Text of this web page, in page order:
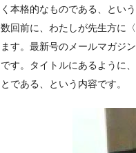
く本格的なものである、とい
数回前に、わたしが先生方に
ます。最新号のメールマガジ
です。タイトルにあるように
とである、という内容です。